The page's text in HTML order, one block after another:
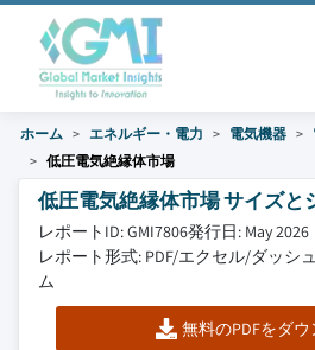
ホーム エネルギー・電力 電気機器
低圧電気絶縁体市場
低圧電気絶縁体市場 サイズと
レポートID: GMI7806発行日: May 2026
レポート形式: PDF/エクセル/ダッシ
ム
無料のPDFをダウ